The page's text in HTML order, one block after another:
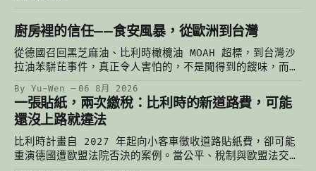
廚房裡的信任——食安風暴，從歐洲到台灣
從德國召回黑芝麻油、比利時橄欖油 MOAH 超標，到台灣沙
拉油苯駢芘事件，真正令人害怕的，不是聞得到的餿味，而是
始終是一份對制度的信任。
By Yu-Wen 06 8月 2026
一張貼紙，兩次繳稅：比利時的新道路費，可能
還沒上路就違法
比利時計畫自 2027 年起向小客車徵收道路貼紙費，卻可能
重演德國遭歐盟法院否決的案例。當公平、稅制與歐盟法交